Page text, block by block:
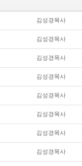
김성경목사
김성경목사
김성경목사
김성경목사
김성경목사
김성경목사
김성경목사
김성경목사